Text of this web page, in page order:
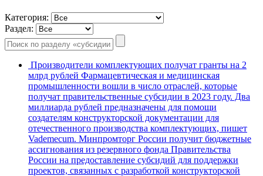
Категория:
Раздел:
Производители комплектующих получат гранты на 2
млрд рублей Фармацевтическая и медицинская
промышленности вошли в число отраслей, которые
получат правительственные субсидии в 2023 году. Два
миллиарда рублей предназначены для помощи
создателям конструкторской документации для
отечественного производства комплектующих, пишет
Vademecum. Минпромторг России получит бюджетные
ассигнования из резервного фонда Правительства
России на предоставление субсидий для поддержки
проектов, связанных с разработкой конструкторской